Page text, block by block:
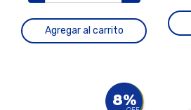
Agregar al carrito
8%